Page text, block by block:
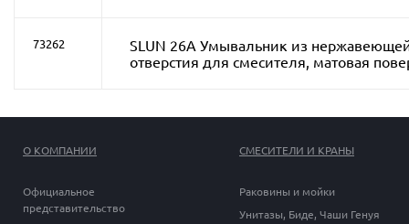
73262
SLUN 26A Умывальник из
отверстия для смесителя, матовая
О КОМПАНИИ
Официальное
представительство
СМЕСИТЕЛИ И КРАНЫ
Раковины и мойки
Унитазы, Биде, Чаши Генуя